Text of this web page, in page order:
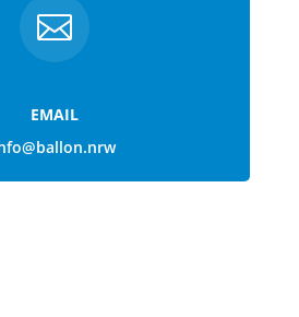

EMAIL